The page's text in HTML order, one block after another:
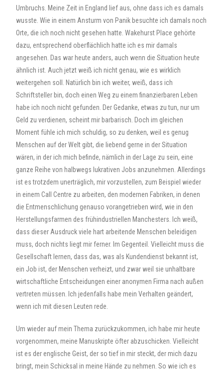
Umbruchs. Meine Zeit in England lief aus, ohne dass ich es damals
wusste. Wie in einem Ansturm von Panik besuchte ich damals noch
Orte, die ich noch nicht gesehen hatte. Wakehurst Place gehörte
dazu, entsprechend oberflächlich hatte ich es mir damals
angesehen. Das war heute anders, auch wenn die Situation heute
ähnlich ist. Auch jetzt weiß ich nicht genau, wie es wirklich
weitergehen soll. Natürlich bin ich weiter, weiß, dass ich
Schriftsteller bin, doch einen Weg zu einem finanzierbaren Leben
habe ich noch nicht gefunden. Der Gedanke, etwas zu tun, nur um
Geld zu verdienen, scheint mir barbarisch. Doch im gleichen
Moment fühle ich mich schuldig, so zu denken, weil es genug
Menschen auf der Welt gibt, die liebend gerne in der Situation
wären, in der ich mich befinde, nämlich in der Lage zu sein, eine
ganze Reihe von halbwegs lukrativen Jobs anzunehmen. Allerdings
ist es trotzdem unerträglich, mir vorzustellen, zum Beispiel wieder
in einem Call Centre zu arbeiten, den modernen Fabriken, in denen
die Entmenschlichung genauso vorangetrieben wird, wie in den
Herstellungsfarmen des frühindustriellen Manchesters. Ich weiß,
dass dieser Ausdruck viele hart arbeitende Menschen beleidigen
muss, doch nichts liegt mir ferner. Im Gegenteil. Vielleicht muss die
Gesellschaft lernen, dass das, was als Kundendienst bekannt ist,
ein Job ist, der Menschen verheizt, und zwar weil sie unhaltbare
wirtschaftliche Entscheidungen einer anonymen Firma nach außen
vertreten müssen. Ich jedenfalls habe mein Verhalten geändert,
wenn ich mit diesen Leuten rede.
Um wieder auf mein Thema zurückzukommen, ich habe mir heute
vorgenommen, meine Manuskripte öfter abzuschicken. Vielleicht
ist es der englische Geist, der so tief in mir steckt, der mich dazu
bringt, mein Schicksal in meine Hände zu nehmen. So wie ich es